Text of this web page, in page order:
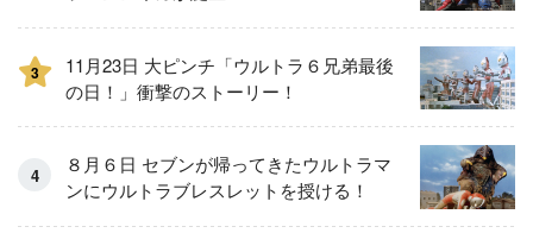
3
11月23日 大ピンチ「ウルトラ６兄弟最後
の日！」衝撃のストーリー！
８月６日 セブンが帰ってきたウルトラマ
ンにウルトラブレスレットを授ける！